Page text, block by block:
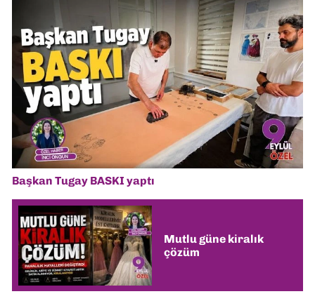
Başkan Tugay BASKI yaptı
Mutlu güne kiralık
çözüm